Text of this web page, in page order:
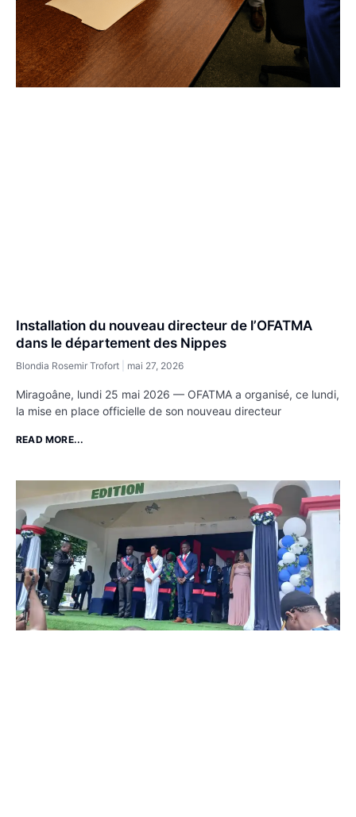
Installation du nouveau directeur de l’OFATMA
dans le département des Nippes
Blondia Rosemir Trofort mai 27, 2026
Miragoâne, lundi 25 mai 2026 — OFATMA a organisé, ce lundi,
la mise en place officielle de son nouveau directeur
READ MORE...